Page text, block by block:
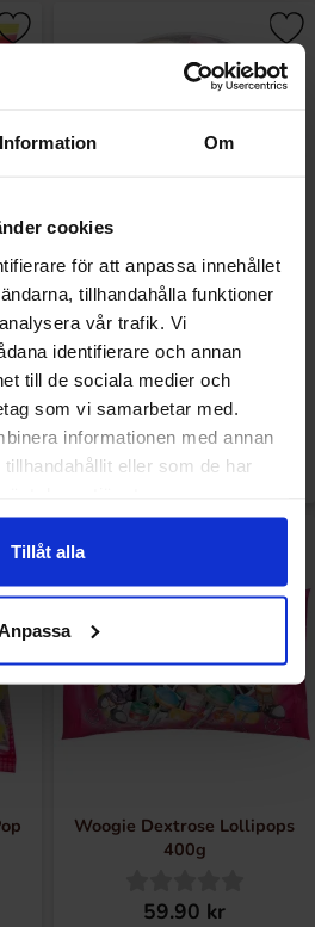
Information Om
cookies
för att anpassa innehållet
tillhandahålla funktioner
vår trafik. Vi
identifierare och annan
till de sociala medier och
som vi samarbetar med.
informationen med annan
eller som de har
Tillåt alla
Anpassa
Woogie Makarena Jellies with
Fruit Flavour 200g
28.90 kr
Woogie Dextrose Lollipops
400g
59.90 kr